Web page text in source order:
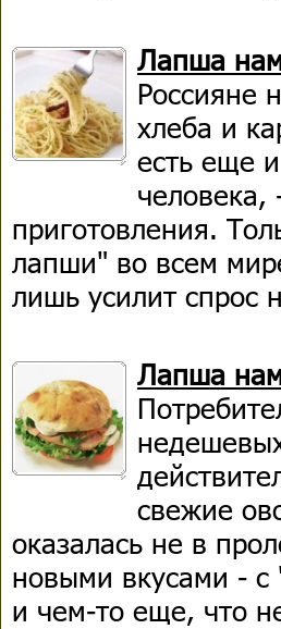
Лапша
Россияне
хлеба и
есть еще
человека,
приготовления.
лапши" во всем
лишь усилит спрос
Лапша
свежие
оказалась не в
новыми вкусами -
и чем-то еще, что